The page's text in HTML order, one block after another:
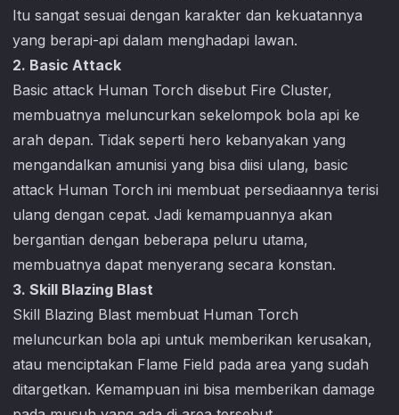
Itu sangat sesuai dengan karakter dan kekuatannya
yang berapi-api dalam menghadapi lawan.
2. Basic Attack
Basic attack Human Torch disebut Fire Cluster,
membuatnya meluncurkan sekelompok bola api ke
arah depan. Tidak seperti hero kebanyakan yang
mengandalkan amunisi yang bisa diisi ulang, basic
attack Human Torch ini membuat persediaannya terisi
ulang dengan cepat. Jadi kemampuannya akan
bergantian dengan beberapa peluru utama,
membuatnya dapat menyerang secara konstan.
3. Skill Blazing Blast
Skill Blazing Blast membuat Human Torch
meluncurkan bola api untuk memberikan kerusakan,
atau menciptakan Flame Field pada area yang sudah
ditargetkan. Kemampuan ini bisa memberikan damage